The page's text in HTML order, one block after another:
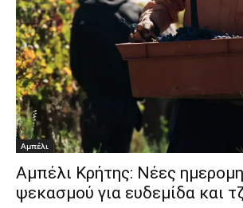
Αμπέλι
Αμπέλι Κρήτης: Νέες
ψεκασμού για ευδεμίδα και